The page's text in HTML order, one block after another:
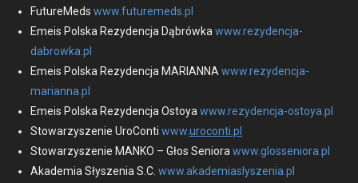
FutureMeds www.futuremeds.pl
Emeis Pol­s­ka Rezy­denc­ja Dąbrówka www.rezydencja-
dabrowka.pl
Emeis Pol­s­ka Rezy­denc­ja MARIANNA www.rezydencja-
marianna.pl
Emeis Pol­s­ka Rezy­denc­ja Ostoya www.rezydencja-ostoya.pl
Sto­warzysze­nie Uro­Con­ti www.uroconti.pl
Sto­warzysze­nie MANKO – Głos Senio­ra www.glosseniora.pl
Akademia Słyszenia S.C. www.akademiaslyszenia.pl